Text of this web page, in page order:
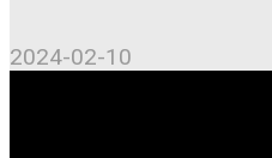
2024-02-10